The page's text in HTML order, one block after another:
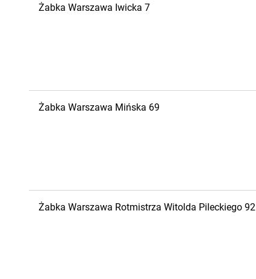
Żabka Warszawa Iwicka 7
Żabka Warszawa Mińska 69
Żabka Warszawa Rotmistrza Witolda Pileckiego 92